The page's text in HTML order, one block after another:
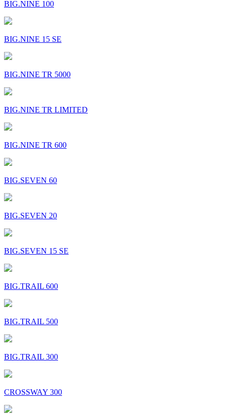
BIG.NINE 100
BIG.NINE 15 SE
BIG.NINE TR 5000
BIG.NINE TR LIMITED
BIG.NINE TR 600
BIG.SEVEN 60
BIG.SEVEN 20
BIG.SEVEN 15 SE
BIG.TRAIL 600
BIG.TRAIL 500
BIG.TRAIL 300
CROSSWAY 300